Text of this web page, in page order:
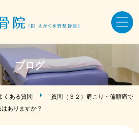
ホーム
盤・姿勢・全身矯正
ブログ
くある質問
質問（３２）肩こり・偏頭痛で
ありますか？